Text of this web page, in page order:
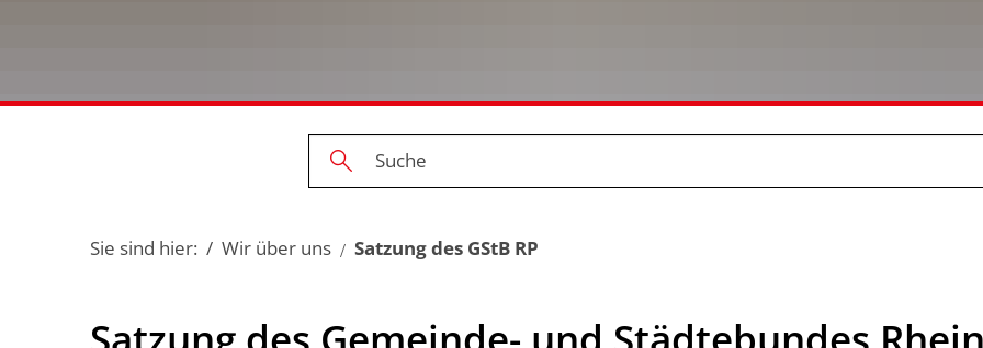
Sie sind hier: Wir über uns Satzung des GStB RP